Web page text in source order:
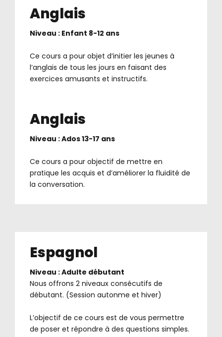
Anglais
Niveau : Enfant 8-12 ans
Ce cours a pour objet d’initier les jeunes à
l’anglais de tous les jours en faisant des
exercices amusants et instructifs.
Anglais
Niveau : Ados 13-17 ans
Ce cours a pour objectif de mettre en
pratique les acquis et d’améliorer la fluidité de
la conversation.
Espagnol
Niveau : Adulte débutant
Nous offrons 2 niveaux consécutifs de
débutant. (Session autonme et hiver)
L’objectif de ce cours est de vous permettre
de poser et répondre à des questions simples.